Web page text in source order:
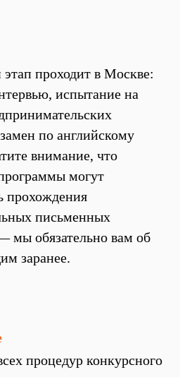
проходит в Москве:
испытание на
по английскому
внимание, что
могут
прохождения
письменных
мы обязательно вам об
заранее.
процедур конкурсного